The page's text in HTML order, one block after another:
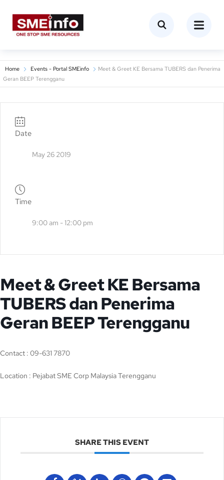
Home Events - Portal SMEinfo
Meet & Greet KE Bersama TUBERS dan Penerima
Geran BEEP Terengganu
Date
May 26 2019
Time
9:00 am - 12:00 pm
Meet & Greet KE Bersama
TUBERS dan Penerima
Geran BEEP Terengganu
Contact : 09-631 7870
Location : Pejabat SME Corp Malaysia Terengganu
SHARE THIS EVENT